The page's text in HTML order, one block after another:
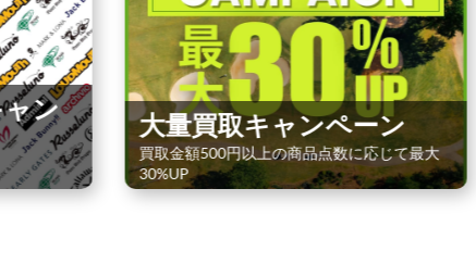
大量買取キャンペーン
買取金額500円以上の商品点数に応じて最大
30%UP
メン
強化中
メンズゴル
10%UP！